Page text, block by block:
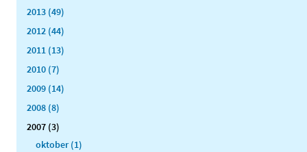
2013 (49)
2012 (44)
2011 (13)
2010 (7)
2009 (14)
2008 (8)
2007 (3)
oktober (1)